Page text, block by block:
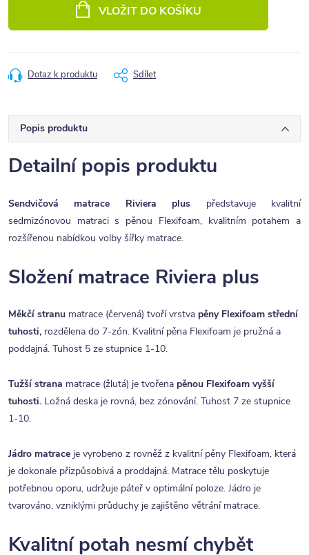
VLOŽIT DO KOŠÍKU
Dotaz k produktu Sdílet
Popis produktu
Detailní popis produktu
Sendvičová matrace Riviera plus představuje kvalitní
sedmizónovou matraci s pěnou Flexifoam, kvalitním potahem a
rozšířenou nabídkou volby šířky matrace.
Složení matrace Riviera plus
Měkčí stranu matrace (červená) tvoří vrstva pěny Flexifoam střední
tuhosti, rozdělena do 7-zón. Kvalitní pěna Flexifoam je pružná a
poddajná. Tuhost 5 ze stupnice 1-10.
Tužší strana matrace (žlutá) je tvořena pěnou Flexifoam vyšší
tuhosti. Ložná deska je rovná, bez zónování. Tuhost 7 ze stupnice
1-10.
Jádro matrace je vyrobeno z rovněž z kvalitní pěny Flexifoam, která
je dokonale přizpůsobivá a proddajná. Matrace tělu poskytuje
potřebnou oporu, udržuje páteř v optimální poloze. Jádro je
tvarováno, vzniklými průduchy je zajištěno větrání matrace.
Kvalitní potah nesmí chybět